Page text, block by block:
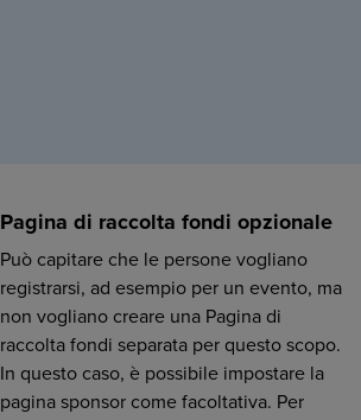
Pagina di raccolta fondi opzionale
Può capitare che le persone vogliano
registrarsi, ad esempio per un evento, ma
non vogliano creare una Pagina di
raccolta fondi separata per questo scopo.
In questo caso, è possibile impostare la
pagina sponsor come facoltativa. Per